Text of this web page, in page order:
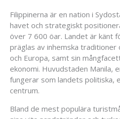
Filippinerna är en nation i
havet och strategiskt
över 7 600 öar. Landet är känt
präglas av inhemska traditioner
och Europa, samt sin
ekonomi. Huvudstaden Manila,
fungerar som landets politiska,
centrum.
Bland de mest populära